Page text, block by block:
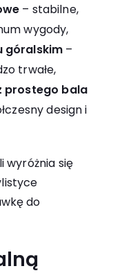
– stabilne,
wygody,
góralskim –
trwałe,
prostego bala
design i
wyróżnia się
do